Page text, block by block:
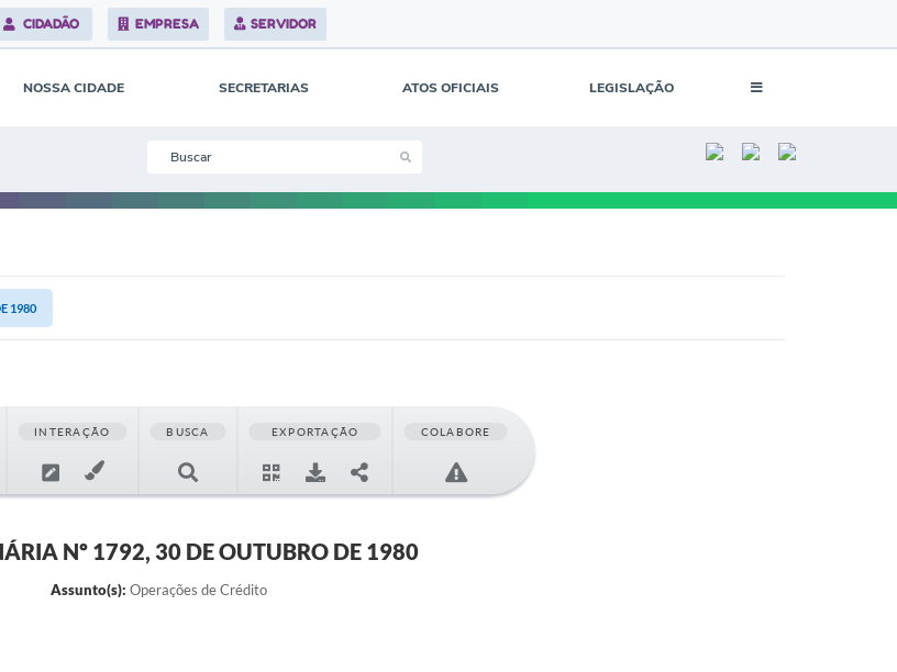
CIDADÃO EMPRESA SERVIDOR
NOSSA CIDADE SECRETARIAS ATOS OFICIAIS LEGISLAÇÃO
1980
INTERAÇÃO BUSCA EXPORTAÇÃO COLABORE
Nº 1792, 30 DE OUTUBRO DE 1980
Assunto(s): Operações de Crédito